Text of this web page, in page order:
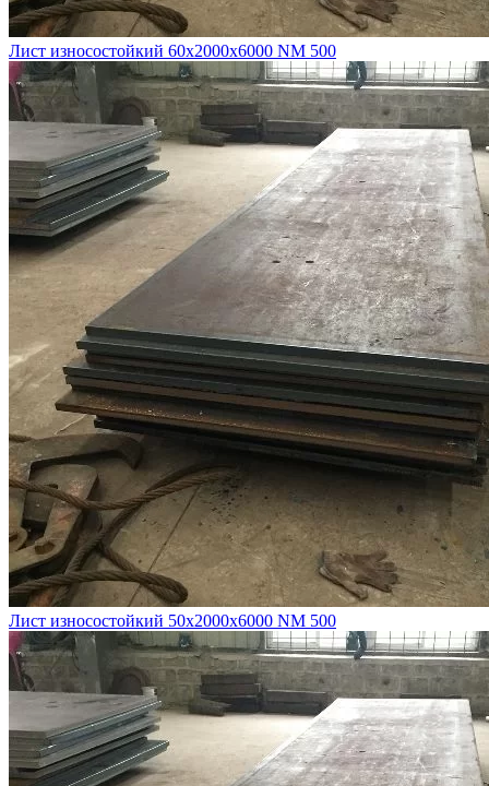
Лист износостойкий 60х2000х6000 NM 500
Лист износостойкий 50х2000х6000 NM 500